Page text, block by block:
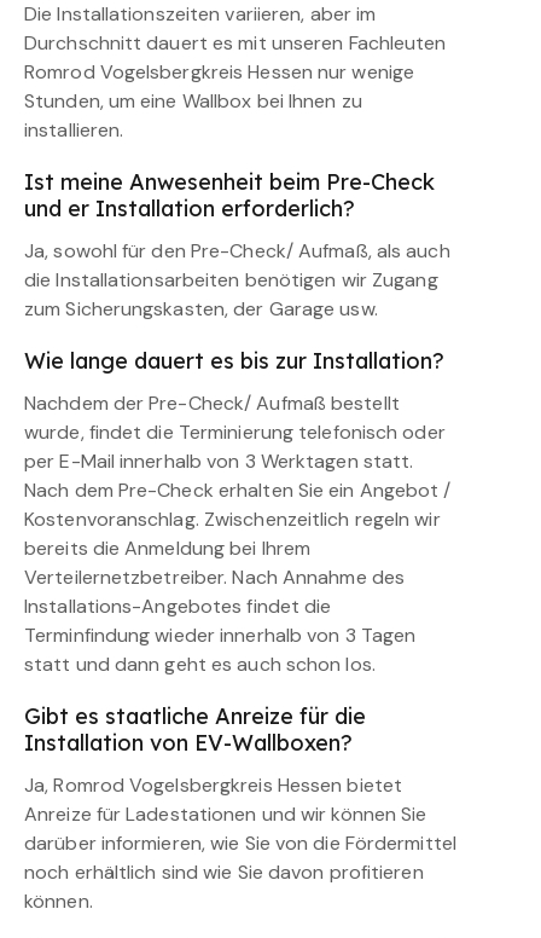
Die Installationszeiten variieren, aber im
Durchschnitt dauert es mit unseren Fachleuten
Romrod Vogelsbergkreis Hessen nur wenige
Stunden, um eine Wallbox bei Ihnen zu
installieren.
Ist meine Anwesenheit beim Pre-Check
und er Installation erforderlich?
Ja, sowohl für den Pre-Check/ Aufmaß, als auch
die Installationsarbeiten benötigen wir Zugang
zum Sicherungskasten, der Garage usw.
Wie lange dauert es bis zur Installation?
Nachdem der Pre-Check/ Aufmaß bestellt
wurde, findet die Terminierung telefonisch oder
per E-Mail innerhalb von 3 Werktagen statt.
Nach dem Pre-Check erhalten Sie ein Angebot /
Kostenvoranschlag. Zwischenzeitlich regeln wir
bereits die Anmeldung bei Ihrem
Verteilernetzbetreiber. Nach Annahme des
Installations-Angebotes findet die
Terminfindung wieder innerhalb von 3 Tagen
statt und dann geht es auch schon los.
Gibt es staatliche Anreize für die
Installation von EV-Wallboxen?
Ja, Romrod Vogelsbergkreis Hessen bietet
Anreize für Ladestationen und wir können Sie
darüber informieren, wie Sie von die Fördermittel
noch erhältlich sind wie Sie davon profitieren
können.